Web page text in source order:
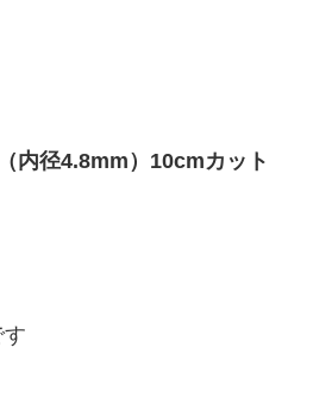
内径4.8mm）10cmカット